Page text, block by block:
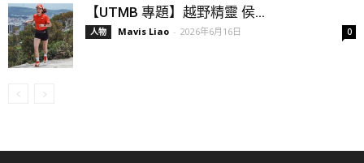
【UTMB 專題】越野精靈 侯...
人物 Mavis Liao - 2026年6月16日 0